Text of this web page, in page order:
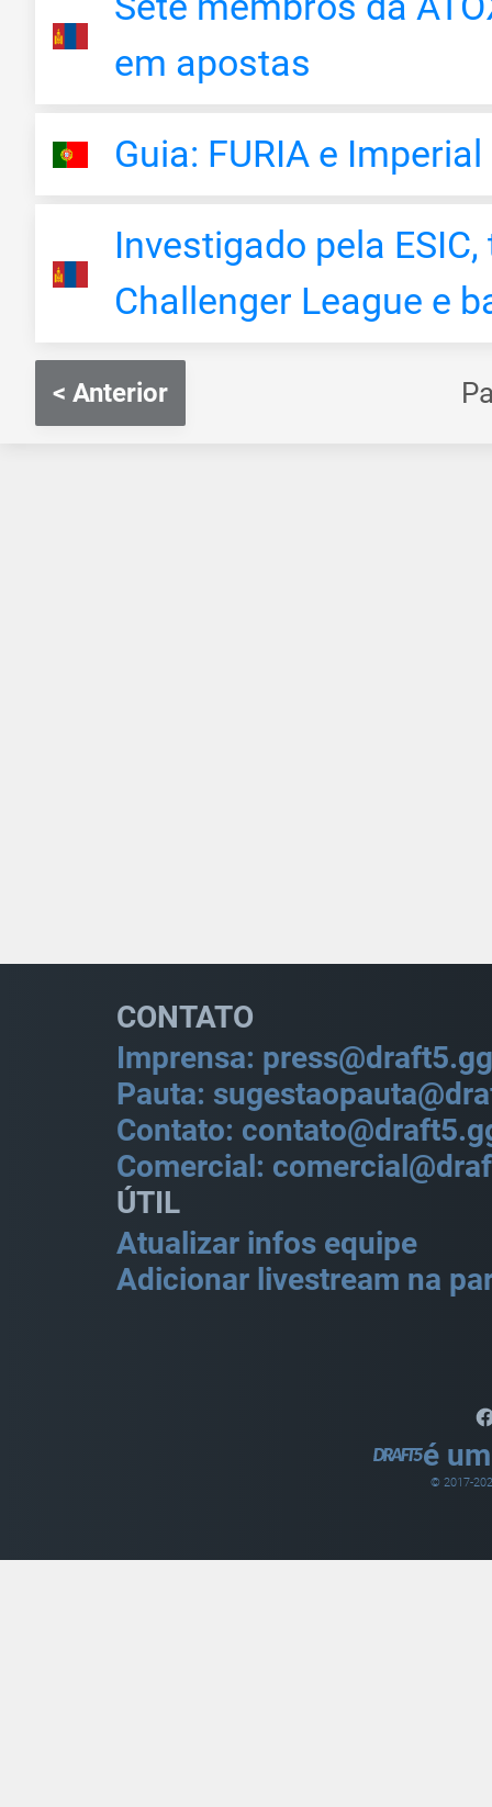
em apostas
Guia: FURIA e
Investigado pela
Challenger League e
< Anterior
CONTATO
Imprensa: press@draft5.gg
Pauta:
Contato:
Comercial:
ÚTIL
Atualizar infos equipe
Adicionar livestream na
é
© 2017-